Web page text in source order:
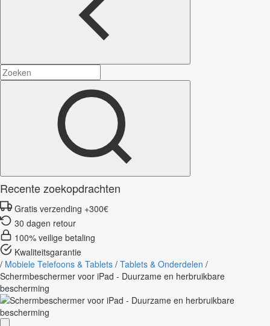
Recente zoekopdrachten
Gratis verzending +300€
30 dagen retour
100% veilige betaling
Kwaliteitsgarantie
/ Mobiele Telefoons & Tablets / Tablets & Onderdelen /
Schermbeschermer voor iPad - Duurzame en herbruikbare
bescherming